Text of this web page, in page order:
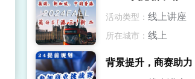
活动类型： 线上讲座
所在城市： 线上
背景提升，商赛助力